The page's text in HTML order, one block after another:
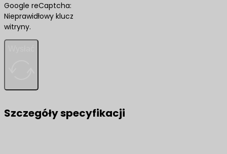
Google reCaptcha:
Nieprawidłowy klucz
witryny.
Szczegóły specyfikacji